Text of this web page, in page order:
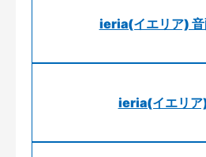
ieria(イエリア) 音
ieria(イエリア